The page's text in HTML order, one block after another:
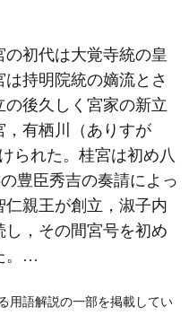
初代は大覚寺統の皇
持明院統の嫡流とさ
後久しく宮家の新立
， 有栖川（ありすが
られた。桂宮は初め八
豊臣秀吉の奏請によっ
親王が創立，淑子内
，その間宮号を初め
。…
用語解説の一部を掲載してい